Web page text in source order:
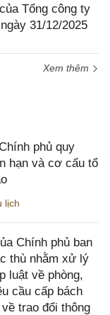
Tổng công ty
31/12/2025
Xem thêm
phủ quy
hạn và cơ cấu tổ
lịch
Chính phủ ban
thù nhằm xử lý
luật về phòng,
cầu cấp bách
trao đổi thông